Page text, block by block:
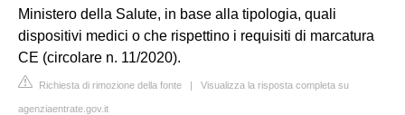
Ministero della Salute, in base alla tipologia, quali
dispositivi medici o che rispettino i requisiti di marcatura
CE (circolare n. 11/2020).
Richiesta di rimozione della fonte | Visualizza la risposta completa su
agenziaentrate.gov.it